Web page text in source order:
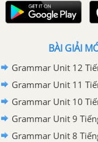
BÀI GIẢI